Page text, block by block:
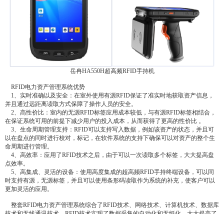
岳冉HA550H超高频RFID手持机
RFID电力资产管理系统优势
1、实时准确以及安全：在室外使用有源RFID保证了准实时地获取资产信息，
并且通过远距离读取方式保障了操作人员的安全。
2、高性价比：室内的无源RFID标签应用成本较低，与有源RFID标签相结合，
在保证系统可用的前提下减少用户的投入成本，从而获得了更高的性价比 。
3、生命周期管理支持：RFID可以支持写入数据，例如该资产的状态，并且可
以在盘点的同时进行校对，标记，在软件系统的支持下确保可以对资产的整个生
命周期进行管理。
4、高效率：应用了RFID技术之后，由于可以一次读取多个标签，大大提高盘
点效率。
5、高集成、灵活的设备：使用高度集成的超高频RFID手持终端设备，可以同
时支持有源，无源标签，并且可以使用条形码读取作为系统的补充，使客户可以
更加灵活的应用。
整套RFID电力资产管理系统综合了RFID技术、网络技术、计算机技术、数据库